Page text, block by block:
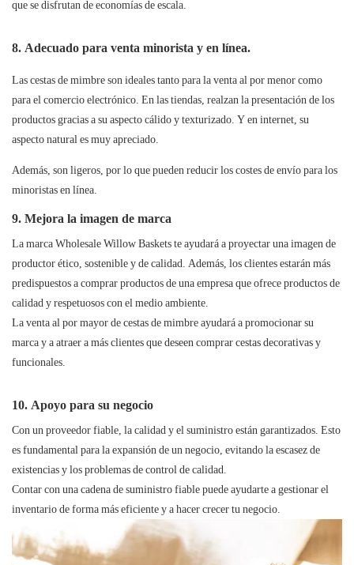
que se disfrutan de economías de escala.
8. Adecuado para venta minorista y en línea.
Las cestas de mimbre son ideales tanto para la venta al por menor como
para el comercio electrónico. En las tiendas, realzan la presentación de los
productos gracias a su aspecto cálido y texturizado. Y en internet, su
aspecto natural es muy apreciado.
Además, son ligeros, por lo que pueden reducir los costes de envío para los
minoristas en línea.
9. Mejora la imagen de marca
La marca Wholesale Willow Baskets te ayudará a proyectar una imagen de
productor ético, sostenible y de calidad. Además, los clientes estarán más
predispuestos a comprar productos de una empresa que ofrece productos de
calidad y respetuosos con el medio ambiente.
La venta al por mayor de cestas de mimbre ayudará a promocionar su
marca y a atraer a más clientes que deseen comprar cestas decorativas y
funcionales.
10. Apoyo para su negocio
Con un proveedor fiable, la calidad y el suministro están garantizados. Esto
es fundamental para la expansión de un negocio, evitando la escasez de
existencias y los problemas de control de calidad.
Contar con una cadena de suministro fiable puede ayudarte a gestionar el
inventario de forma más eficiente y a hacer crecer tu negocio.